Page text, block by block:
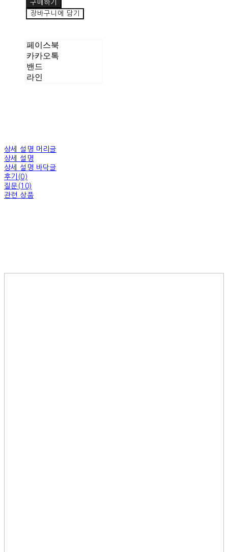
구매하기
장바구니에 담기
페이스북
카카오톡
밴드
라인
상세 설명 머리글
상세 설명
상세 설명 바닥글
후기(0)
질문(10)
관련 상품